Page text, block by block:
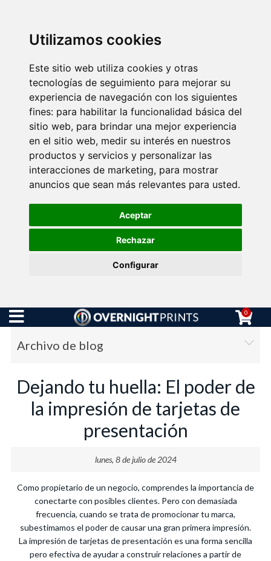
Utilizamos cookies
Este sitio web utiliza cookies y otras
tecnologías de seguimiento para mejorar su
experiencia de navegación con los siguientes
fines: para habilitar la funcionalidad básica del
sitio web, para brindar una mejor experiencia
en el sitio web, medir su interés en nuestros
productos y servicios y personalizar las
interacciones de marketing, para mostrar
anuncios que sean más relevantes para usted.
Aceptar
Rechazar
Configurar
0
Archivo de blog
Dejando tu huella: El poder de
la impresión de tarjetas de
presentación
lunes, 8 de julio de 2024
Como propietario de un negocio, comprendes la importancia de
conectarte con posibles clientes. Pero con demasiada
frecuencia, cuando se trata de promocionar tu marca,
subestimamos el poder de causar una gran primera impresión.
La impresión de tarjetas de presentación es una forma sencilla
pero efectiva de ayudar a construir relaciones a partir de